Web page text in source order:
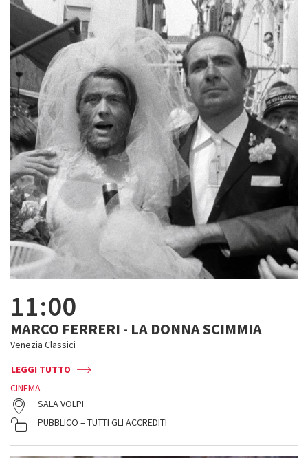
11:00
MARCO FERRERI - LA DONNA SCIMMIA
Venezia Classici
LEGGI TUTTO
CINEMA
SALA VOLPI
PUBBLICO – TUTTI GLI ACCREDITI